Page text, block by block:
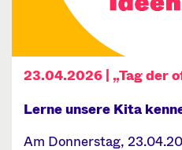
23.04.2026 | „Tag der
Lerne unsere Kita
Am Donnerstag,